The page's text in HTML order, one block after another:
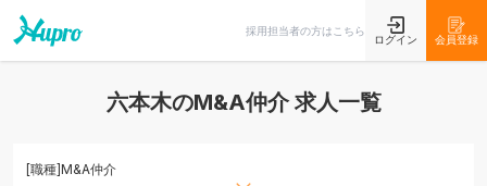
採用担当者の方はこちら
ログイン 会員登録
六本木のM&A仲介 求人一覧
[職種]M&A仲介